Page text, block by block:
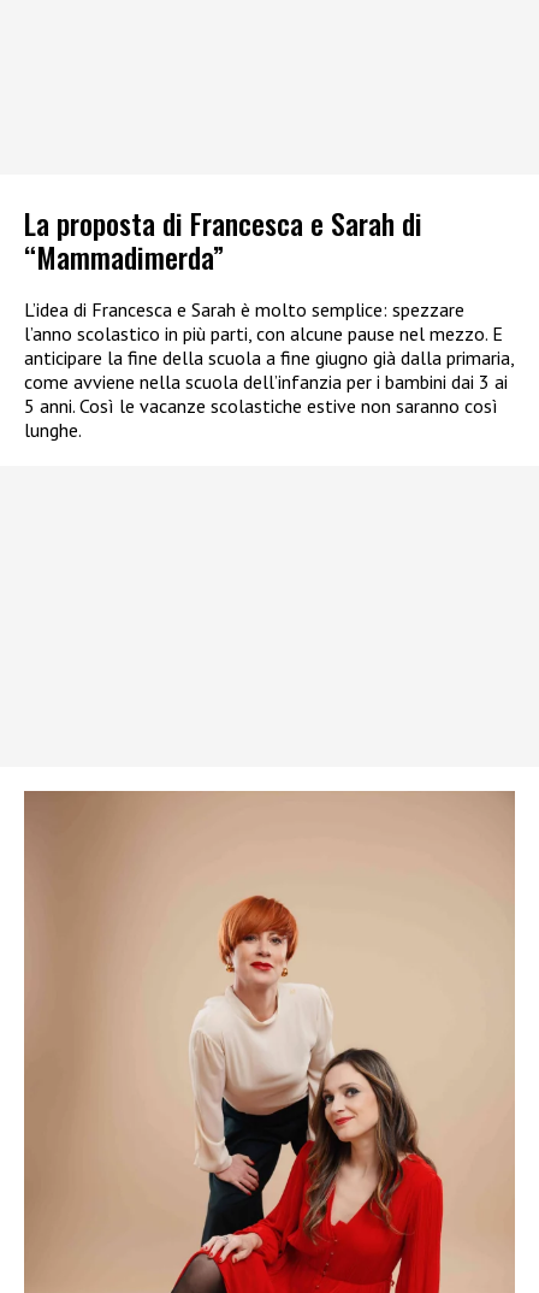
La proposta di Francesca e Sarah di
“Mammadimerda”
L’idea di Francesca e Sarah è molto semplice: spezzare
l’anno scolastico in più parti, con alcune pause nel mezzo. E
anticipare la fine della scuola a fine giugno già dalla primaria,
come avviene nella scuola dell’infanzia per i bambini dai 3 ai
5 anni. Così le vacanze scolastiche estive non saranno così
lunghe.